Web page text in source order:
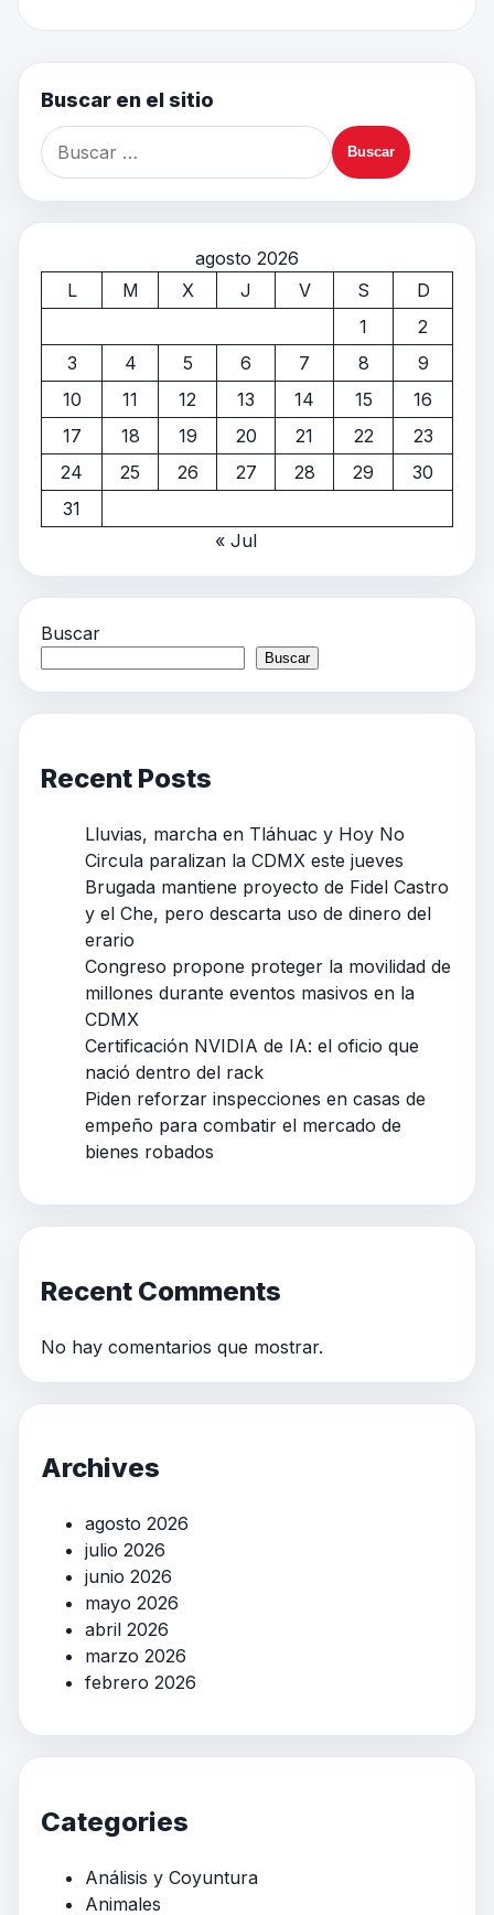
Buscar en el sitio
agosto 2026
L
M X J V S
D
1
2
3
4 5 6 7 8
9
10
11 12 13 14 15
16
17
18 19 20 21 22
23
24
25 26 27 28 29
30
31
« Jul
Buscar
Buscar
Recent Posts
Lluvias, marcha en Tláhuac y Hoy No
Circula paralizan la CDMX este jueves
Brugada mantiene proyecto de Fidel Castro
y el Che, pero descarta uso de dinero del
erario
Congreso propone proteger la movilidad de
millones durante eventos masivos en la
CDMX
Certificación NVIDIA de IA: el oficio que
nació dentro del rack
Piden reforzar inspecciones en casas de
empeño para combatir el mercado de
bienes robados
Recent Comments
No hay comentarios que mostrar.
Archives
agosto 2026
julio 2026
junio 2026
mayo 2026
abril 2026
marzo 2026
febrero 2026
Categories
Análisis y Coyuntura
Animales